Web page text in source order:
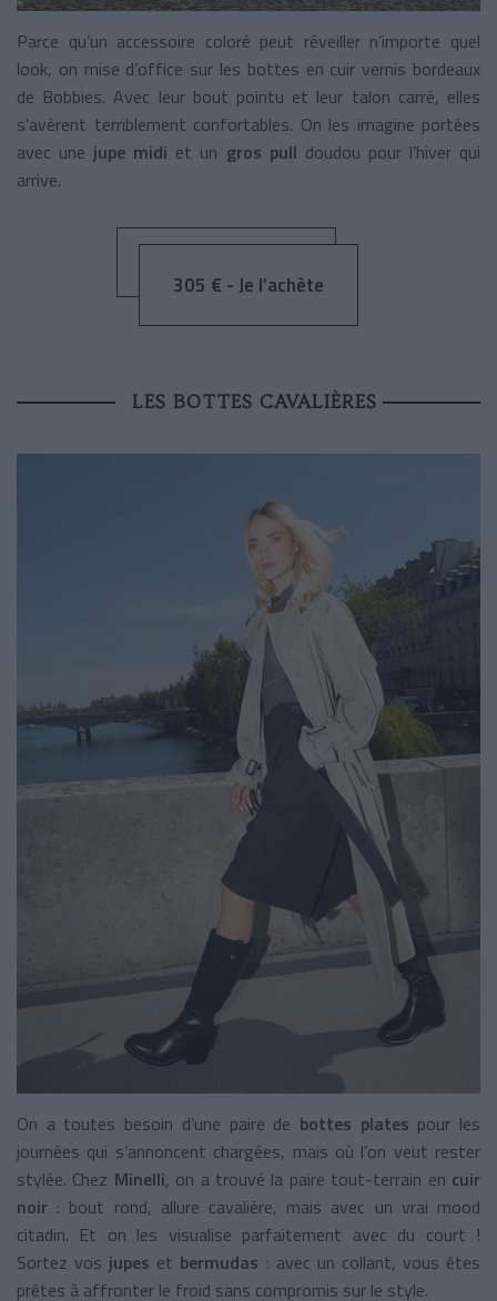
Parce qu’un accessoire coloré peut réveiller n’importe quel
look, on mise d’office sur les bottes en cuir vernis bordeaux
de Bobbies. Avec leur bout pointu et leur talon carré, elles
s’avèrent terriblement confortables. On les imagine portées
avec une jupe midi et un gros pull doudou pour l’hiver qui
arrive.
305 € - Je l’achète
LES BOTTES CAVALIÈRES
On a toutes besoin d’une paire de bottes plates pour les
journées qui s’annoncent chargées, mais où l’on veut rester
stylée. Chez Minelli, on a trouvé la paire tout-terrain en cuir
noir : bout rond, allure cavalière, mais avec un vrai mood
citadin. Et on les visualise parfaitement avec du court !
Sortez vos jupes et bermudas : avec un collant, vous êtes
prêtes à affronter le froid sans compromis sur le style.